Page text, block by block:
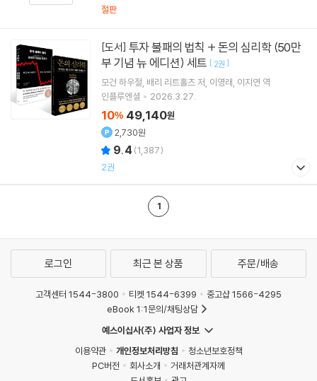
절판
[도서]
부 기념 뉴 에디션) 세트 [ 2권 ]
모건 하우절 배리 리트홀츠 저 이영래 이지연 역
인플루엔셜
2026.3.27.
10% 49,140원
2,730원
9.4 (1,387)
2권
1
로그인 최근 본 상품 주문/배송
고객센터 1544-3800 티켓 1544-6399
중고샵 1566-4295
eBook 1:1문의/채팅상담
예스이십사(주) 사업자 정보
이용약관
개인정보처리방침
청소년보호정책
PC버전
회사소개
거래처관계자께